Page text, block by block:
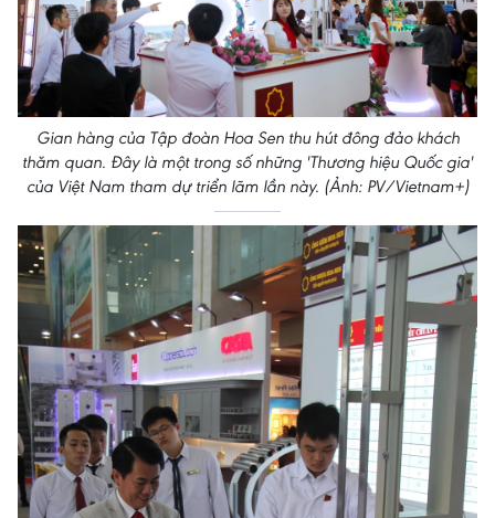
Gian hàng của Tập đoàn Hoa Sen thu hút đông đảo khách
thăm quan. Đây là một trong số những 'Thương hiệu Quốc gia'
của Việt Nam tham dự triển lãm lần này. (Ảnh: PV/Vietnam+)